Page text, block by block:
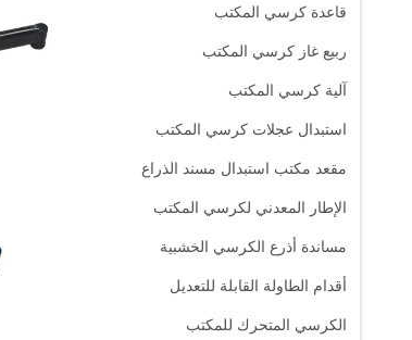
قاعدة كرسي المكتب
ربيع غاز كرسي المكتب
آلية كرسي المكتب
استبدال عجلات كرسي المكتب
مقعد مكتب استبدال مسند الذراع
الإطار المعدني لكرسي المكتب
مساندة أذرع الكرسي الخشبية
أقدام الطاولة القابلة للتعديل
الكرسي المتحرك للمكتب